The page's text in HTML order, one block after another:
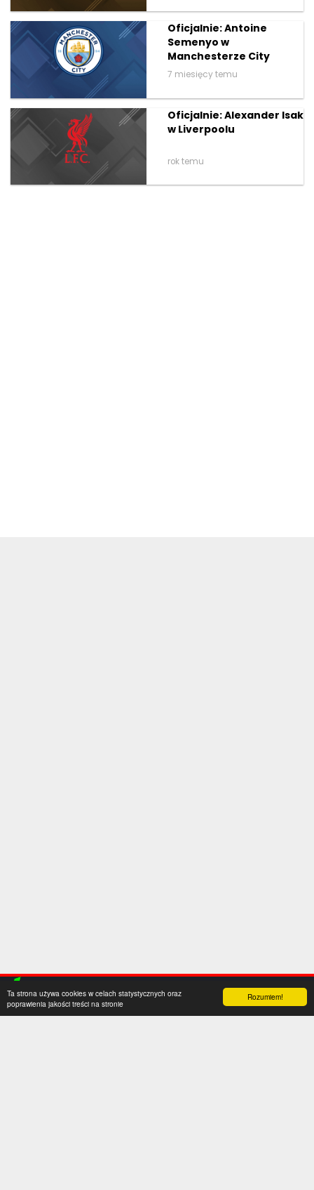
Rozumiem!
Ta strona używa cookies w celach statystycznych oraz
poprawienia jakości treści na stronie
Oficjalnie: Antoine
Semenyo w
Manchesterze City
7 miesięcy temu
Oficjalnie: Alexander Isak
w Liverpoolu
rok temu